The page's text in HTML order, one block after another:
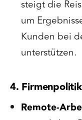
steigt die
um
Kunden bei
unterstützen.
4.
Remote-